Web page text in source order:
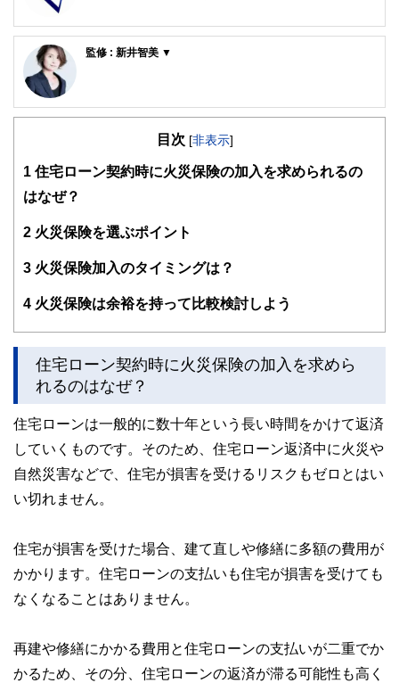
FinancialField編集部は、金融、経済に関する記事を、日々
知識がない方でも理解できるようわかりやすく発信していま
得者を中心に「お金や暮らし」に関する書籍・雑誌の編集経
験者で構成され、企画立案から記事掲載まですべての工程に
FinancialFieldの特徴は、ファイナンシャルプランナー、弁
士、行政書士、投資アナリスト、キャリアコンサルタントな
かしく感じられる年金や税金、相続、保険、ローンなどの話
をわかりやすく発信している点です。
このように編集経験豊富なメンバーと金融や経済に精通した
な情報発信を実現しています。
私たちは、快適でより良い生活のアイデアを提供するお金の
コンシェルジュを目指します。
監修 : 新井智美 ▼
（保有資格）
・１級ファイナンシャル・プランニング技能士
・DC(確定拠出年金)プランナー
・住宅ローンアドバイザー
iDeCoをはじめとした運用にまつわ
携わっている。現在年間200本
以上の執筆・監修をこなしており、これまでの執筆・監修実
目次 [非表示]
1 住宅ローン契約時に火災保険の加入を求められるの
はなぜ？
2 火災保険を選ぶポイント
3 火災保険加入のタイミングは？
4 火災保険は余裕を持って比較検討しよう
住宅ローン契約時に火災保険の加入を求めら
れるのはなぜ？
住宅ローンは一般的に数十年という長い時間をかけて返済
していくものです。そのため、住宅ローン返済中に火災や
自然災害などで、住宅が損害を受けるリスクもゼロとはい
い切れません。
住宅が損害を受けた場合、建て直しや修繕に多額の費用が
かかります。住宅ローンの支払いも住宅が損害を受けても
なくなることはありません。
再建や修繕にかかる費用と住宅ローンの支払いが二重でか
かるため、その分、住宅ローンの返済が滞る可能性も高く